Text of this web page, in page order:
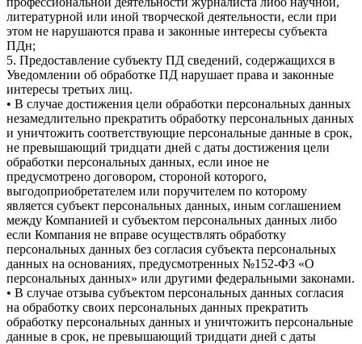
литературной или иной творческой деятельности, если при
этом не нарушаются права и законные интересы субъекта
ПДн;
5. Предоставление субъекту ПД сведений, содержащихся в
Уведомлении об обработке ПД нарушает права и законные
интересы третьих лиц.
• В случае достижения цели обработки персональных данных
незамедлительно прекратить обработку персональных данных
и уничтожить соответствующие персональные данные в срок,
не превышающий тридцати дней с даты достижения цели
обработки персональных данных, если иное не
предусмотрено договором, стороной которого,
выгодоприобретателем или поручителем по которому
является субъект персональных данных, иным соглашением
между Компанией и субъектом персональных данных либо
если Компания не вправе осуществлять обработку
персональных данных без согласия субъекта персональных
данных на основаниях, предусмотренных №152-ФЗ «О
персональных данных» или другими федеральными законами.
• В случае отзыва субъектом персональных данных согласия
на обработку своих персональных данных прекратить
обработку персональных данных и уничтожить персональные
данные в срок, не превышающий тридцати дней с даты